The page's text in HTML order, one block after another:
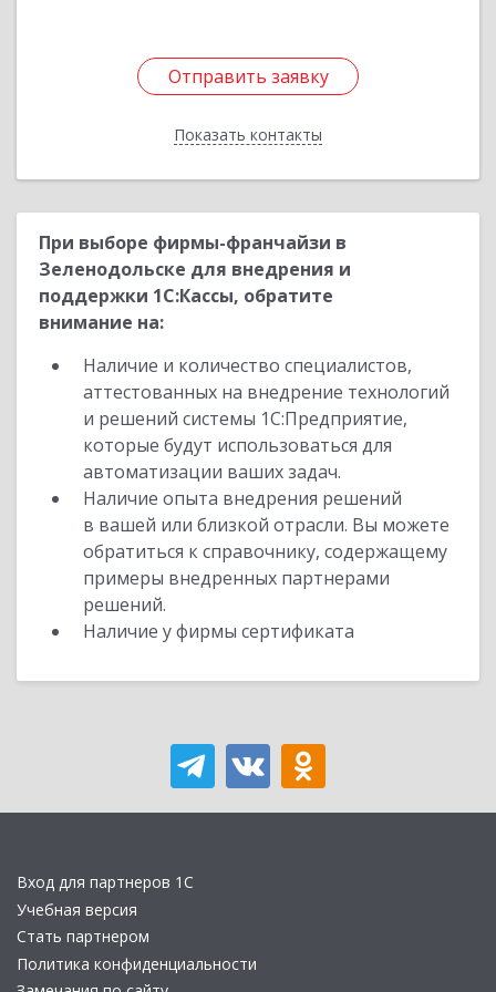
Отправить заявку
Показать контакты
Отправить заявку
Назад
При выборе фирмы-франчайзи в
Зеленодольске для внедрения и
поддержки 1С:Кассы, обратите
внимание на:
Наличие и количество специалистов,
аттестованных на внедрение технологий
и решений системы 1С:Предприятие,
которые будут использоваться для
автоматизации ваших задач.
Наличие опыта внедрения решений
в вашей или близкой отрасли. Вы можете
обратиться к справочнику, содержащему
примеры внедренных партнерами
решений.
Наличие у фирмы сертификата
Вход для партнеров 1С
Учебная версия
Стать партнером
Политика конфиденциальности